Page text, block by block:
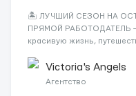
🏝️ ЛУЧШИЙ СЕЗОН НА
ПРЯМОЙ РАБОТОДАТЕЛЬ
красивую жизнь,
Опытная команда с
клиентов (без ...
Victoria's Angels
Агентство